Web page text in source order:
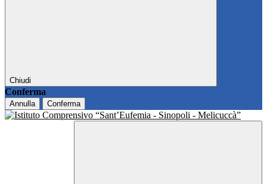
Chiudi
Conferma
Annulla Conferma